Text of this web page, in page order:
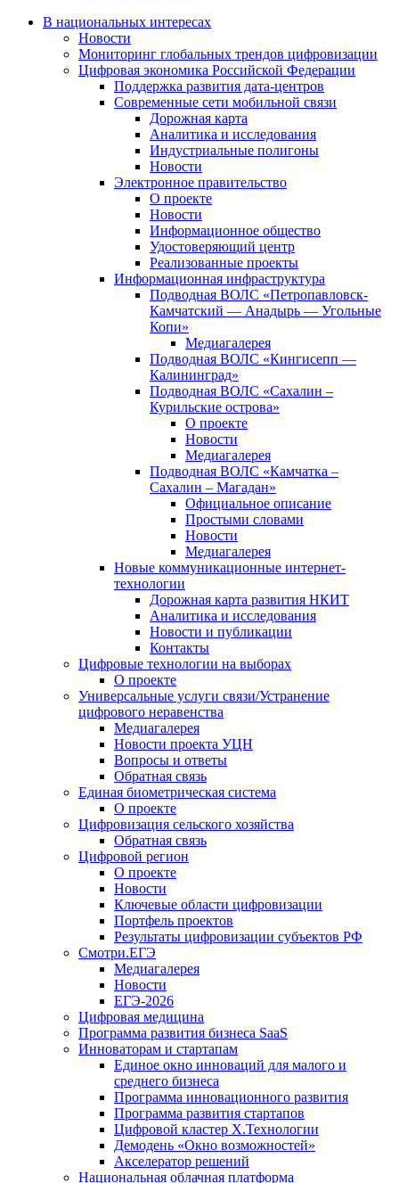
В национальных интересах
Новости
Мониторинг глобальных трендов цифровизации
Цифровая экономика Российской Федерации
Поддержка развития дата-центров
Современные сети мобильной связи
Дорожная карта
Аналитика и исследования
Индустриальные полигоны
Новости
Электронное правительство
О проекте
Новости
Информационное общество
Удостоверяющий центр
Реализованные проекты
Информационная инфраструктура
Подводная ВОЛС «Петропавловск-
Камчатский — Анадырь — Угольные
Копи»
Медиагалерея
Подводная ВОЛС «Кингисепп —
Калининград»
Подводная ВОЛС «Сахалин –
Курильские острова»
О проекте
Новости
Медиагалерея
Подводная ВОЛС «Камчатка –
Сахалин – Магадан»
Официальное описание
Простыми словами
Новости
Медиагалерея
Новые коммуникационные интернет-
технологии
Дорожная карта развития НКИТ
Аналитика и исследования
Новости и публикации
Контакты
Цифровые технологии на выборах
О проекте
Универсальные услуги связи/Устранение
цифрового неравенства
Медиагалерея
Новости проекта УЦН
Вопросы и ответы
Обратная связь
Единая биометрическая система
О проекте
Цифровизация сельского хозяйства
Обратная связь
Цифровой регион
О проекте
Новости
Ключевые области цифровизации
Портфель проектов
Результаты цифровизации субъектов РФ
Смотри.ЕГЭ
Медиагалерея
Новости
ЕГЭ-2026
Цифровая медицина
Программа развития бизнеса SaaS
Инноваторам и стартапам
Единое окно инноваций для малого и
среднего бизнеса
Программа инновационного развития
Программа развития стартапов
Цифровой кластер X.Технологии
Демодень «Окно возможностей»
Акселератор решений
Национальная облачная платформа